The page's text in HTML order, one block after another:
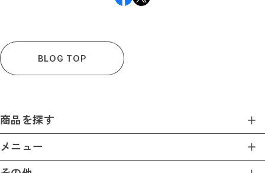
階数表示 / 階段表示サイン
小さなミニサイン
置き型サイン
ダウンライトサイン
ダウンライトサインフリー
蛍光灯サインフリー
スタンドサイン
マグネットAサイン（送料無料）
アクリルサイン（送料無料）
BLOG TOP
商品を探す
商品一覧
メニュー
ホーム